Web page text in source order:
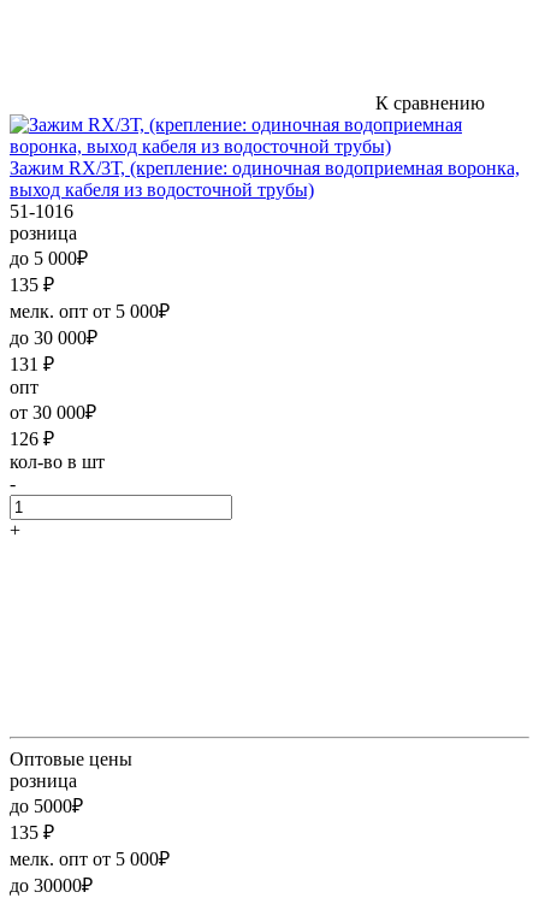
К сравнению
Зажим RX/3Т, (крепление: одиночная водоприемная воронка,
выход кабеля из водосточной трубы)
51-1016
розница
до 5 000₽
135 ₽
мелк. опт от 5 000₽
до 30 000₽
131 ₽
опт
от 30 000₽
126 ₽
кол-во в шт
-
+
Оптовые цены
розница
до 5000₽
135 ₽
мелк. опт от 5 000₽
до 30000₽